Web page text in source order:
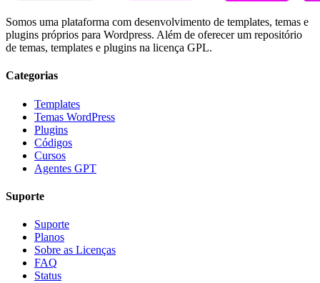
Somos uma plataforma com desenvolvimento de templates, temas e
plugins próprios para Wordpress. Além de oferecer um repositório
de temas, templates e plugins na licença GPL.
Categorias
Templates
Temas WordPress
Plugins
Códigos
Cursos
Agentes GPT
Suporte
Suporte
Planos
Sobre as Licenças
FAQ
Status